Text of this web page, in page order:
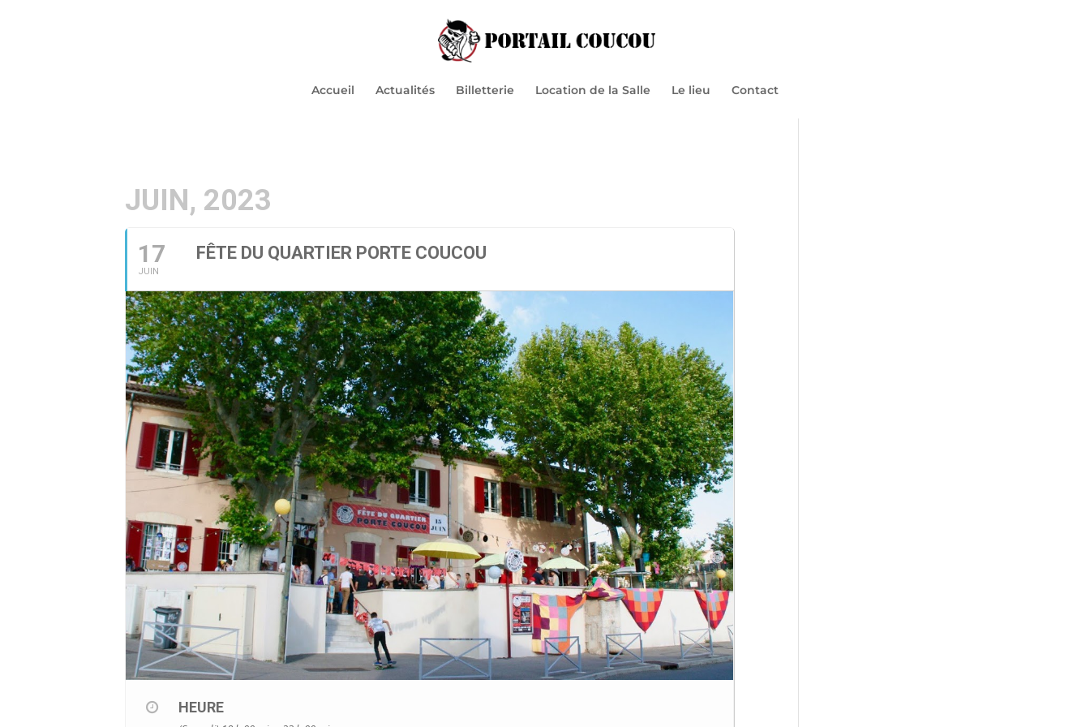
Accueil Actualités Billetterie Location de la Salle Le lieu Contact
JUIN, 2023
17
JUIN
FÊTE DU QUARTIER PORTE COUCOU
HEURE